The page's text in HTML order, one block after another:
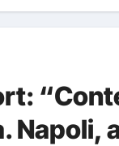
Napoli,